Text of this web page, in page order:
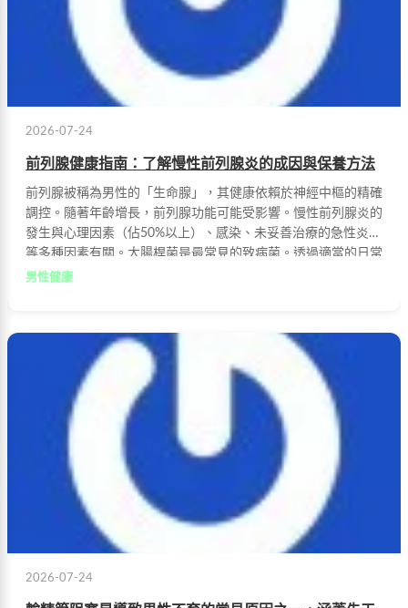
2026-07-24
前列腺健康指南：了解慢性前列腺炎的成因與保養方法
前列腺被稱為男性的「生命腺」，其健康依賴於神經中樞的精確
調控。隨著年齡增長，前列腺功能可能受影響。慢性前列腺炎的
發生與心理因素（佔50%以上）、感染、未妥善治療的急性炎症
等多種因素有關。大腸桿菌是最常見的致病菌。透過適當的日常
保養與藥品輔助，有助於維持攝護腺健康。
男性健康
2026-07-24